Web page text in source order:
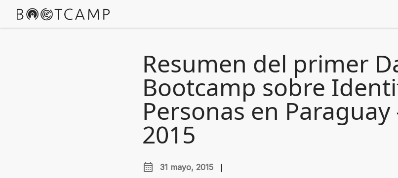
Resumen del primer
Bootcamp sobre
Personas en Paraguay
2015
31 mayo, 2015 |